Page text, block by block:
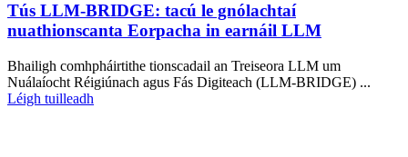
Tús LLM-BRIDGE: tacú le gnólachtaí
nuathionscanta Eorpacha in earnáil LLM
Bhailigh comhpháirtithe tionscadail an Treiseora LLM um
Nuálaíocht Réigiúnach agus Fás Digiteach (LLM-BRIDGE) ...
Léigh tuilleadh